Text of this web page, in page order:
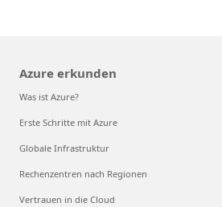
Azure erkunden
Was ist Azure?
Erste Schritte mit Azure
Globale Infrastruktur
Rechenzentren nach Regionen
Vertrauen in die Cloud